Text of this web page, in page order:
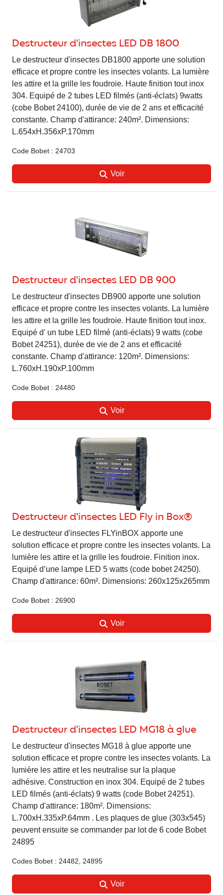
Destructeur d'insectes LED DB 1800
Le destructeur d'insectes DB1800 apporte une solution
efficace et propre contre les insectes volants. La lumière
les attire et la grille les foudroie. Haute finition tout inox
304. Equipé de 2 tubes LED filmés (anti-éclats) 9watts
(cobe Bobet 24100), durée de vie de 2 ans et efficacité
constante. Champ d'attirance: 240m². Dimensions:
L.654xH.356xP.170mm
Code Bobet : 24703
Voir
Destructeur d'insectes LED DB 900
Le destructeur d'insectes DB900 apporte une solution
efficace et propre contre les insectes volants. La lumière
les attire et la grille les foudroie. Haute finition tout inox.
Equipé d' un tube LED filmé (anti-éclats) 9 watts (cobe
Bobet 24251), durée de vie de 2 ans et efficacité
constante. Champ d'attirance: 120m². Dimensions:
L.760xH.190xP.100mm
Code Bobet : 24480
Voir
Destructeur d'insectes LED Fly in Box®
Le destructeur d'insectes FLYinBOX apporte une
solution efficace et propre contre les insectes volants. La
lumière les attire et la grille les foudroie. Finition inox.
Equipé d’une lampe LED 5 watts (code bobet 24250).
Champ d'attirance: 60m². Dimensions: 260x125x265mm
Code Bobet : 26900
Voir
Destructeur d'insectes LED MG18 à glue
Le destructeur d'insectes MG18 à glue apporte une
solution efficace et propre contre les insectes volants. La
lumière les attire et les neutralise sur la plaque
adhésive. Construction en inox 304. Equipé de 2 tubes
LED filmés (anti-éclats) 9 watts (code Bobet 24251).
Champ d'attirance: 180m². Dimensions:
L.700xH.335xP.64mm . Les plaques de glue (303x545)
peuvent ensuite se commander par lot de 6 code Bobet
24895
Codes Bobet : 24482, 24895
Voir